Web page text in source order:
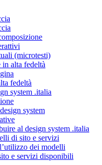
(microtesti)
in alta fedeltà
fedeltà
system .italia
system
al design system .italia
di sito e servizi
dei modelli
e servizi disponibili